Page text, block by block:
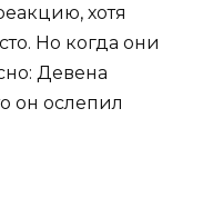
хотя
Но когда они
Девена
он ослепил